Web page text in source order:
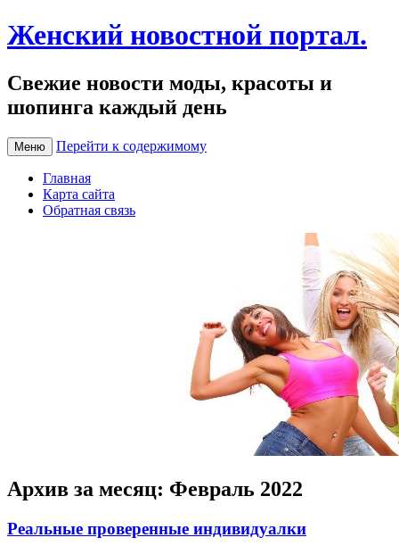
Женский новостной портал.
Свежие новости моды, красоты и
шопинга каждый день
Меню Перейти к содержимому
Главная
Карта сайта
Обратная связь
Архив за месяц: Февраль 2022
Реальные проверенные индивидуалки